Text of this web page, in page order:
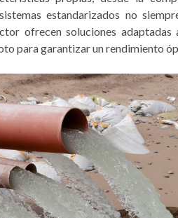
estandarizados no
ofrecen soluciones adaptadas
para garantizar un rendimiento